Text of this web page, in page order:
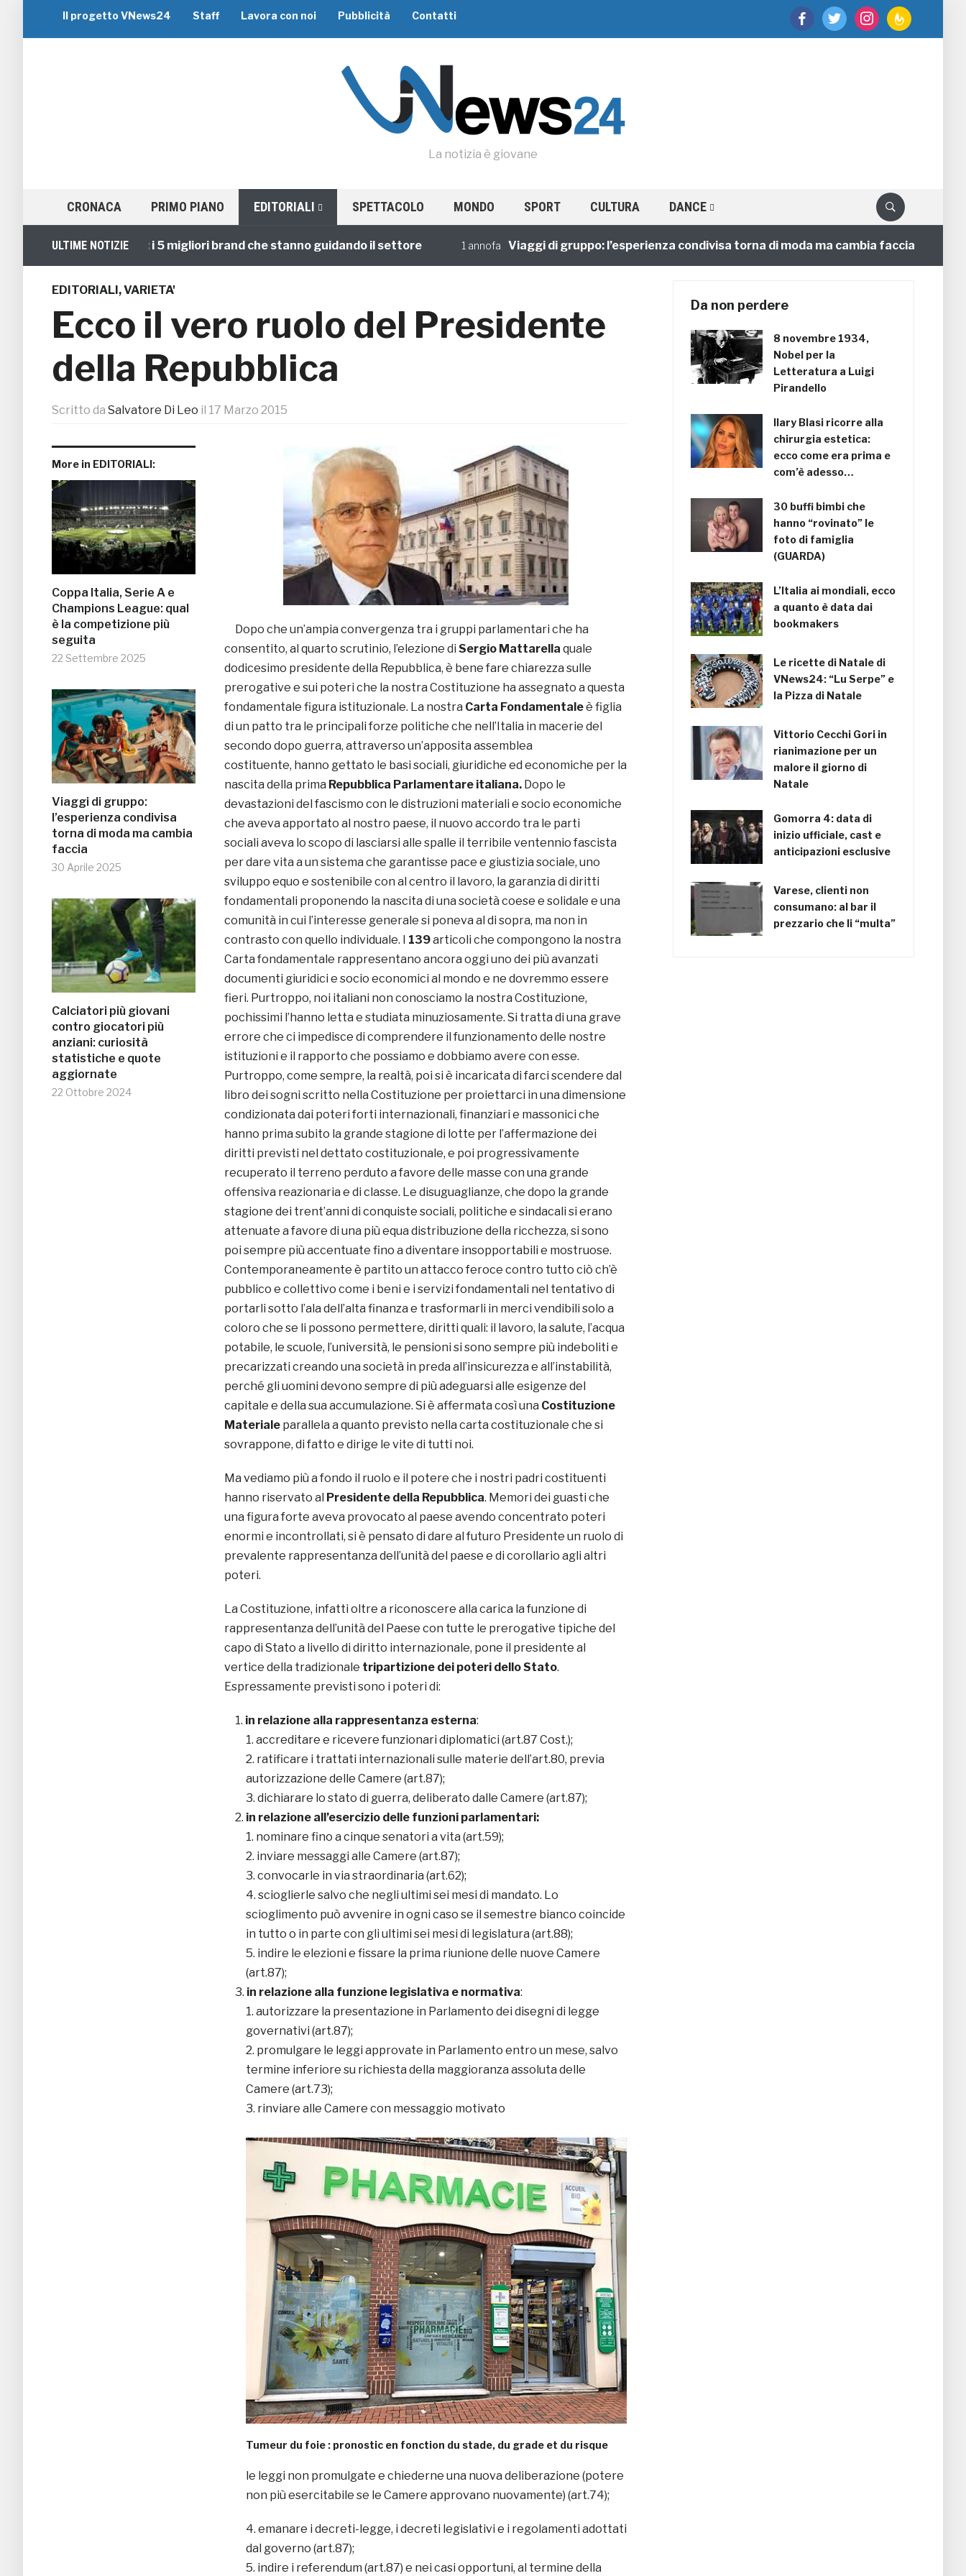
facebooktwitter instagramfeedburner
Il progetto VNews24 Staff Lavora con noi Pubblicità Contatti
La notizia è giovane
CRONACA PRIMO PIANO EDITORIALI SPETTACOLO MONDO SPORT CULTURA DANCE
ULTIME NOTIZIE
Viaggi di Gruppo: i 5 migliori brand che stanno guidando il settore 1 annofa Viaggi di gruppo: l’esperienza condivisa torna di moda ma cambia faccia
EDITORIALI,VARIETA'
Ecco il vero ruolo del Presidente
della Repubblica
Scritto da Salvatore Di Leo il 17 Marzo 2015
More in EDITORIALI:
Coppa Italia, Serie A e
Champions League: qual
è la competizione più
seguita
22 Settembre 2025
Viaggi di gruppo:
l’esperienza condivisa
torna di moda ma cambia
faccia
30 Aprile 2025
Calciatori più giovani
contro giocatori più
anziani: curiosità
statistiche e quote
aggiornate
22 Ottobre 2024
Dopo che un’ampia convergenza tra i gruppi parlamentari che ha
consentito, al quarto scrutinio, l’elezione di Sergio Mattarella quale
dodicesimo presidente della Repubblica, è bene fare chiarezza sulle
prerogative e sui poteri che la nostra Costituzione ha assegnato a questa
fondamentale figura istituzionale. La nostra Carta Fondamentaleè figlia
di un patto tra le principali forze politiche che nell’Italia in macerie del
secondo dopo guerra, attraverso un’apposita assemblea
costituente, hanno gettato le basi sociali, giuridiche ed economiche per la
nascita della prima Repubblica Parlamentare italiana. Dopo le
devastazioni del fascismo con le distruzioni materiali e socio economiche
che aveva apportato al nostro paese, il nuovo accordo tra le parti
sociali aveva lo scopo di lasciarsi alle spalle il terribile ventennio fascista
per dare vita a un sistema che garantisse pace e giustizia sociale, uno
sviluppo equo e sostenibile con al centro il lavoro, la garanzia di diritti
fondamentali proponendo la nascita di una società coese e solidale e una
comunità in cui l’interesse generale si poneva al di sopra, ma non in
contrasto con quello individuale. I 139articoli che compongono la nostra
Carta fondamentale rappresentano ancora oggi uno dei più avanzati
documenti giuridici e socio economici al mondo e ne dovremmo essere
fieri. Purtroppo, noi italiani non conosciamo la nostra Costituzione,
pochissimi l’hanno letta e studiata minuziosamente. Si tratta di una grave
errore che ci impedisce di comprendere il funzionamento delle nostre
istituzioni e il rapporto che possiamo e dobbiamo avere con esse.
Purtroppo, come sempre, la realtà, poi si è incaricata di farci scendere dal
libro dei sogni scritto nella Costituzione per proiettarci in una dimensione
condizionata dai poteri forti internazionali, finanziari e massonici che
hanno prima subito la grande stagione di lotte per l’affermazione dei
diritti previsti nel dettato costituzionale, e poi progressivamente
recuperato il terreno perduto a favore delle masse con una grande
offensiva reazionaria e di classe. Le disuguaglianze, che dopo la grande
stagione dei trent’anni di conquiste sociali, politiche e sindacali si erano
attenuate a favore di una più equa distribuzione della ricchezza, si sono
poi sempre più accentuate fino a diventare insopportabili e mostruose.
Contemporaneamente è partito un attacco feroce contro tutto ciò ch’è
pubblico e collettivo come i beni e i servizi fondamentali nel tentativo di
portarli sotto l’ala dell’alta finanza e trasformarli in merci vendibili solo a
coloro che se li possono permettere, diritti quali: il lavoro, la salute, l’acqua
potabile, le scuole, l’università, le pensioni si sono sempre più indeboliti e
precarizzati creando una società in preda all’insicurezza e all’instabilità,
perché gli uomini devono sempre di più adeguarsi alle esigenze del
capitale e della sua accumulazione. Si è affermata così una Costituzione
Materiale parallela a quanto previsto nella carta costituzionale che si
sovrappone, di fatto e dirige le vite di tutti noi.
Ma vediamo più a fondo il ruolo e il potere che i nostri padri costituenti
hanno riservato al Presidente della Repubblica. Memori dei guasti che
una figura forte aveva provocato al paese avendo concentrato poteri
enormi e incontrollati, si è pensato di dare al futuro Presidente un ruolo di
prevalente rappresentanza dell’unità del paese e di corollario agli altri
poteri.
La Costituzione, infatti oltre a riconoscere alla carica la funzione di
rappresentanza dell’unità del Paese con tutte le prerogative tipiche del
capo di Stato a livello di diritto internazionale, pone il presidente al
vertice della tradizionale tripartizione dei poteri dello Stato.
Espressamente previsti sono i poteri di:
in relazione alla rappresentanza esterna:
accreditare e ricevere funzionari diplomatici (art.87 Cost.);
ratificare i trattati internazionali sulle materie dell’art.80, previa
autorizzazione delle Camere (art.87);
dichiarare lo stato di guerra, deliberato dalle Camere (art.87);
in relazione all’esercizio delle funzioni parlamentari:
nominare fino a cinque senatori a vita (art.59);
inviare messaggi alle Camere (art.87);
convocarle in via straordinaria (art.62);
scioglierle salvo che negli ultimi sei mesi di mandato. Lo
scioglimento può avvenire in ogni caso se il semestre bianco coincide
in tutto o in parte con gli ultimi sei mesi di legislatura (art.88);
indire le elezioni e fissare la prima riunione delle nuove Camere
(art.87);
in relazione alla funzione legislativa e normativa:
autorizzare la presentazione in Parlamento dei disegni di legge
governativi (art.87);
promulgare le leggi approvate in Parlamento entro un mese, salvo
termine inferiore su richiesta della maggioranza assoluta delle
Camere (art.73);
rinviare alle Camere con messaggio motivato
Tumeur du foie : pronostic en fonction du stade, du grade et du risque
le leggi non promulgate e chiederne una nuova deliberazione (potere
non più esercitabile se le Camere approvano nuovamente) (art.74);
emanare i decreti-legge, i decreti legislativi e i regolamenti adottati
dal governo (art.87);
indire i referendum (art.87) e nei casi opportuni, al termine della
Da non perdere
8 novembre 1934,
Nobel per la
Letteratura a Luigi
Pirandello
Ilary Blasi ricorre alla
chirurgia estetica:
ecco come era prima e
com’è adesso…
30 buffi bimbi che
hanno “rovinato” le
foto di famiglia
(GUARDA)
L’Italia ai mondiali, ecco
a quanto è data dai
bookmakers
Le ricette di Natale di
VNews24: “Lu Serpe” e
la Pizza di Natale
Vittorio Cecchi Gori in
rianimazione per un
malore il giorno di
Natale
Gomorra 4: data di
inizio ufficiale, cast e
anticipazioni esclusive
Varese, clienti non
consumano: al bar il
prezzario che li “multa”